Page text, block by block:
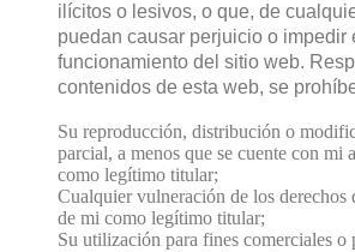
ilícitos o lesivos, o que, de
puedan causar perjuicio o impedir
funcionamiento del sitio web.
contenidos de esta web, se
Su reproducción, distribución o
parcial, a menos que se cuente con mi
como legítimo titular;
Cualquier vulneración de los derechos
de mi como legítimo titular;
Su utilización para fines comerciales o